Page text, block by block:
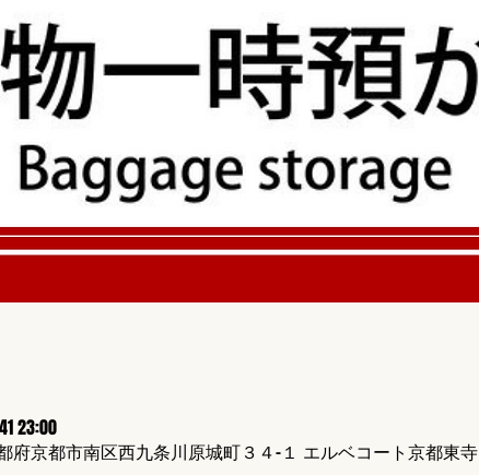
23:00
府京都市南区西九条川原城町３４−１ エルベコート京都東寺